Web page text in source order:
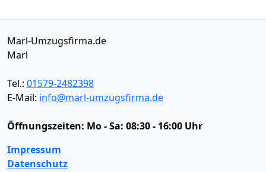
Marl-Umzugsfirma.de
Marl
Tel.: 01579-2482398
E-Mail: info@marl-umzugsfirma.de
Öffnungszeiten: Mo - Sa: 08:30 - 16:00 Uhr
Impressum
Datenschutz